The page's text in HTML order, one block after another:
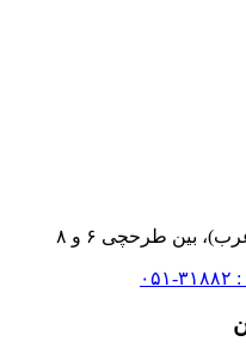
بین طرحچی ۶ و ۸